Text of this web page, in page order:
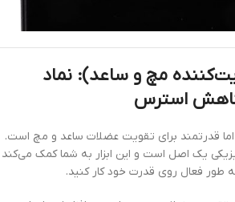
مچ و ساعد): نماد
کاهش استرس
قدرتمند برای تقویت عضلات ساعد و مچ است.
یک اصل است و این ابزار به شما کمک می‌کند
طور فعال روی قدرت خود کار کنید.